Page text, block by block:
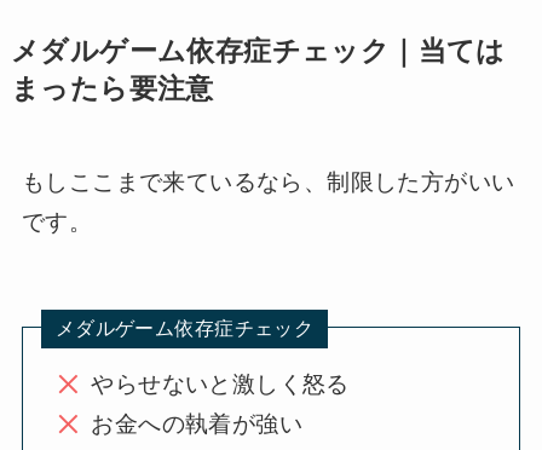
メダルゲーム依存症チェック｜当ては
まったら要注意
もしここまで来ているなら、制限した方がいい
です。
メダルゲーム依存症チェック
やらせないと激しく怒る
お金への執着が強い